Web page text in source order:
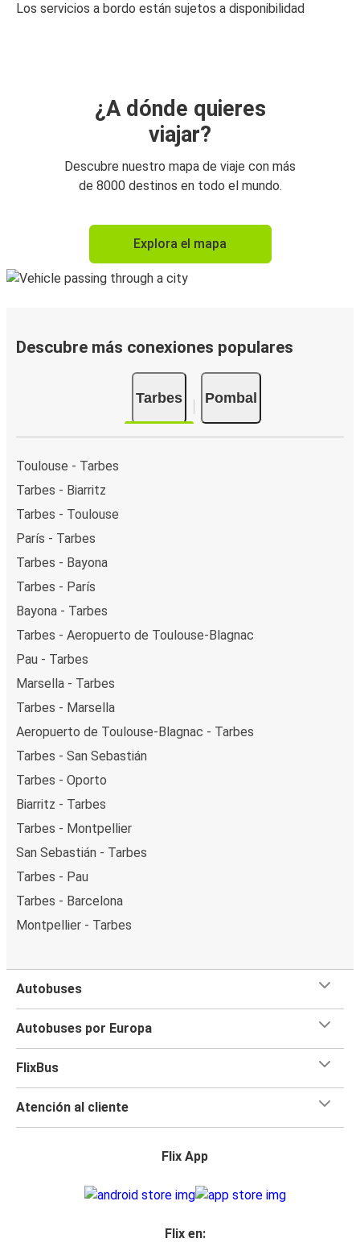
Los servicios a bordo están sujetos a disponibilidad
¿A dónde quieres
viajar?
Descubre nuestro mapa de viaje con más
de 8000 destinos en todo el mundo.
Explora el mapa
Descubre más conexiones populares
Tarbes Pombal
Toulouse - Tarbes
Tarbes - Biarritz
Tarbes - Toulouse
París - Tarbes
Tarbes - Bayona
Tarbes - París
Bayona - Tarbes
Tarbes - Aeropuerto de Toulouse-Blagnac
Pau - Tarbes
Marsella - Tarbes
Tarbes - Marsella
Aeropuerto de Toulouse-Blagnac - Tarbes
Tarbes - San Sebastián
Tarbes - Oporto
Biarritz - Tarbes
Tarbes - Montpellier
San Sebastián - Tarbes
Tarbes - Pau
Tarbes - Barcelona
Montpellier - Tarbes
Autobuses
Autobuses por Europa
FlixBus
Atención al cliente
Flix App
Flix en: